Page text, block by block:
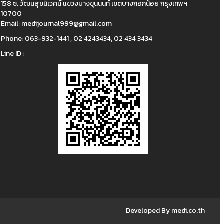
158 ซ. วัฒนสุขนิเวศน์ แขวงบางขุนนนท์ เขตบางกอกน้อย กรุงเทพฯ
10700
Email:medijournal999@gmail.com
Phone:063-932-1441 , 02 4243434, 02 434 3434
Line ID :
Developed By medi.co.th